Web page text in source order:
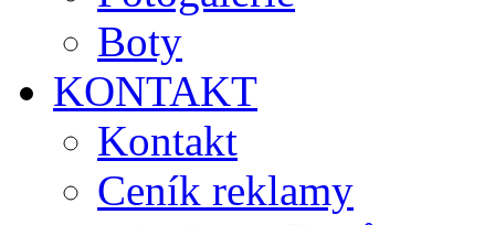
Boty
KONTAKT
Kontakt
Ceník reklamy